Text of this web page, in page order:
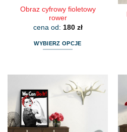
Obraz cyfrowy fioletowy
rower
cena od: 180 zł
WYBIERZ OPCJE
ma
wiele
wariantów.
można
wybrać